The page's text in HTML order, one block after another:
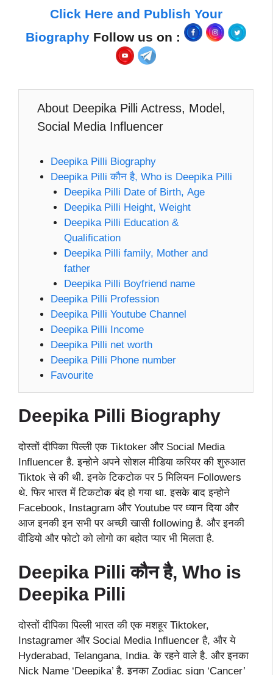
Click Here and Publish Your
Biography Follow us on :
About Deepika Pilli Actress, Model,
Social Media Influencer
Deepika Pilli Biography
Deepika Pilli कौन है, Who is Deepika Pilli
Deepika Pilli Date of Birth, Age
Deepika Pilli Height, Weight
Deepika Pilli Education &
Qualification
Deepika Pilli family, Mother and
father
Deepika Pilli Boyfriend name
Deepika Pilli Profession
Deepika Pilli Youtube Channel
Deepika Pilli Income
Deepika Pilli net worth
Deepika Pilli Phone number
Favourite
Deepika Pilli Biography
दोस्तों दीपिका पिल्ली एक Tiktoker और Social Media
Influencer है. इन्होने अपने सोशल मीडिया करियर की शुरुआत
Tiktok से की थी. इनके टिकटोक पर 5 मिलियन Followers
थे. फिर भारत में टिकटोक बंद हो गया था. इसके बाद इन्होने
Facebook, Instagram और Youtube पर ध्यान दिया और
आज इनकी इन सभी पर अच्छी खासी following है. और इनकी
वीडियो और फोटो को लोगो का बहोत प्यार भी मिलता है.
Deepika Pilli कौन है, Who is
Deepika Pilli
दोस्तों दीपिका पिल्ली भारत की एक मशहूर Tiktoker,
Instagramer और Social Media Influencer है, और ये
Hyderabad, Telangana, India. के रहने वाले है. और इनका
Nick Name ‘Deepika’ है. इनका Zodiac sign ‘Cancer’